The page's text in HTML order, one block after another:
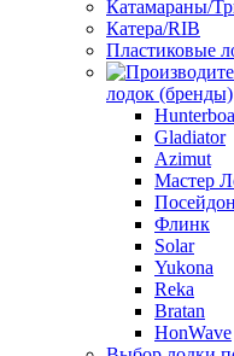
Катамараны/
Катера/RIB
Пластиковые
лодок (бренды)
Gladiator
Azimut
Мастер
Посейдон
Флинк
Solar
Yukona
Reka
Bratan
HonWave